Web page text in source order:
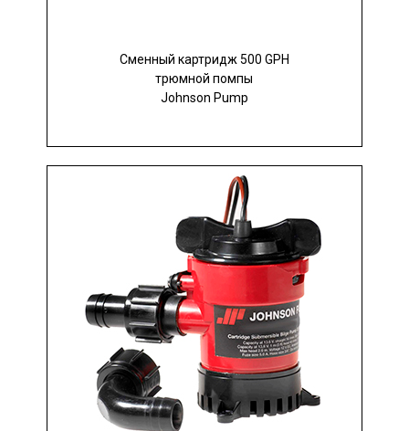
Сменный картридж 500 GPH
трюмной помпы
Johnson Pump